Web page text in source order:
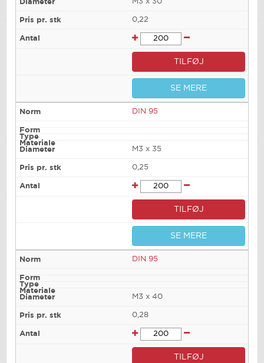
0,22
TILFØJ
SE MERE
DIN 95
M3 x 35
0,25
TILFØJ
SE MERE
DIN 95
M3 x 40
0,28
TILFØJ